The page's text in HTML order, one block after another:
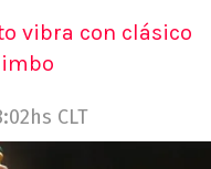
vibra con clásico
CLT